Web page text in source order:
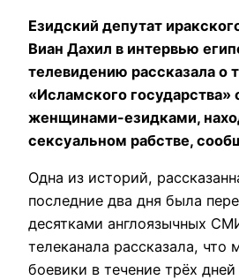
Езидский депутат
Виан Дахил в интервью
телевидению рассказала о
«Исламского
женщинами-езидками,
сексуальном рабстве,
Одна из историй,
последние два дня была
десятками англоязычных
телеканала рассказала,
боевики в течение трёх